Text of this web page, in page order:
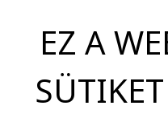
EZ A
Járványügyi intézkedések